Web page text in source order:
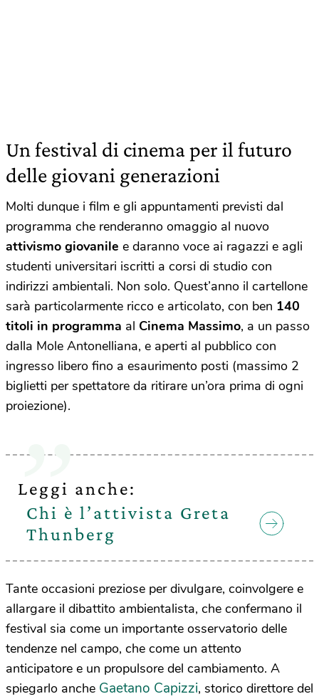
Un festival di cinema per il futuro
delle giovani generazioni
Molti dunque i film e gli appuntamenti previsti dal
programma che renderanno omaggio al nuovo
attivismo giovanile e daranno voce ai ragazzi e agli
studenti universitari iscritti a corsi di studio con
indirizzi ambientali. Non solo. Quest’anno il cartellone
sarà particolarmente ricco e articolato, con ben 140
titoli in programma al Cinema Massimo, a un passo
dalla Mole Antonelliana, e aperti al pubblico con
ingresso libero fino a esaurimento posti (massimo 2
biglietti per spettatore da ritirare un’ora prima di ogni
proiezione).
Leggi anche:
Chi è l’attivista Greta
Thunberg
Tante occasioni preziose per divulgare, coinvolgere e
allargare il dibattito ambientalista, che confermano il
festival sia come un importante osservatorio delle
tendenze nel campo, che come un attento
anticipatore e un propulsore del cambiamento. A
spiegarlo anche Gaetano Capizzi, storico direttore del